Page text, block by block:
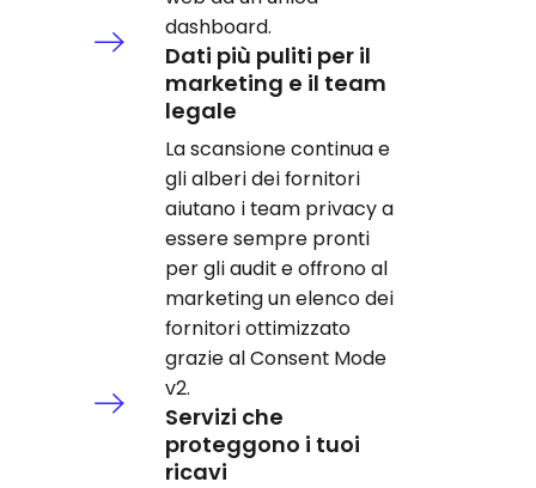
dashboard.
Dati più puliti per il
marketing e il team
legale
La scansione continua e
gli alberi dei fornitori
aiutano i team privacy a
essere sempre pronti
per gli audit e offrono al
marketing un elenco dei
fornitori ottimizzato
grazie al Consent Mode
v2.
Servizi che
proteggono i tuoi
ricavi